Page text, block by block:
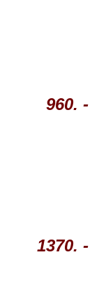
960. -
1370. -